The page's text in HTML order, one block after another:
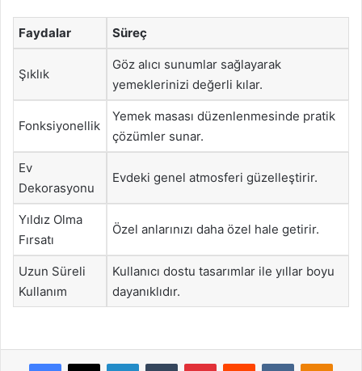
Faydalar Süreç
Şıklık
Göz alıcı sunumlar sağlayarak
yemeklerinizi değerli kılar.
Fonksiyonellik
Yemek masası düzenlenmesinde pratik
çözümler sunar.
Ev
Dekorasyonu
Evdeki genel atmosferi güzelleştirir.
Yıldız Olma
Fırsatı
Özel anlarınızı daha özel hale getirir.
Uzun Süreli
Kullanım
Kullanıcı dostu tasarımlar ile yıllar boyu
dayanıklıdır.
Facebook
X LinkedInTumblr PinterestReddit VKontakte